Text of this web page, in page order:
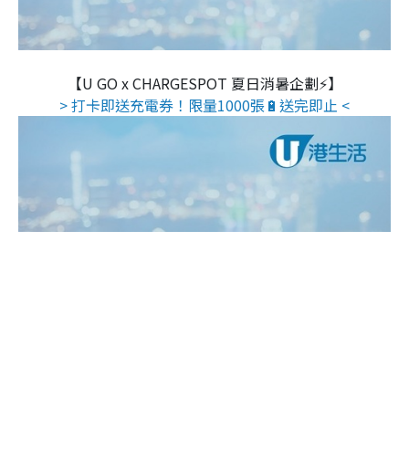
【U GO x CHARGESPOT 夏日消暑企劃⚡】
> 打卡即送充電券！限量1000張🔋送完即止 <